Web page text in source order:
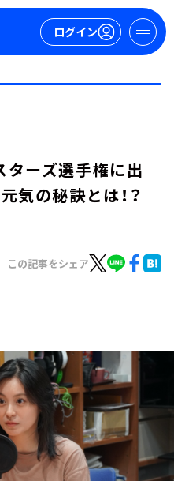
ログイン
ーズ選手権に出
気の秘訣とは！？
この記事をシェア